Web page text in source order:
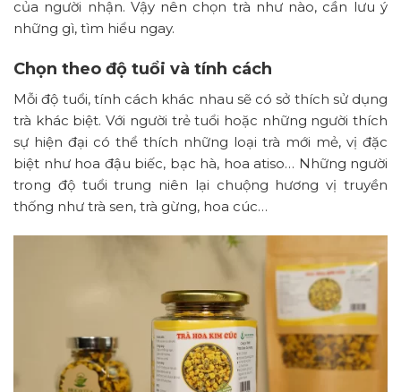
của người nhận. Vậy nên chọn trà như nào, cần lưu ý
những gì, tìm hiểu ngay.
Chọn theo độ tuổi và tính cách
Mỗi độ tuổi, tính cách khác nhau sẽ có sở thích sử dụng
trà khác biệt. Với người trẻ tuổi hoặc những người thích
sự hiện đại có thể thích những loại trà mới mẻ, vị đặc
biệt như hoa đậu biếc, bạc hà, hoa atiso… Những người
trong độ tuổi trung niên lại chuộng hương vị truyền
thống như trà sen, trà gừng, hoa cúc…